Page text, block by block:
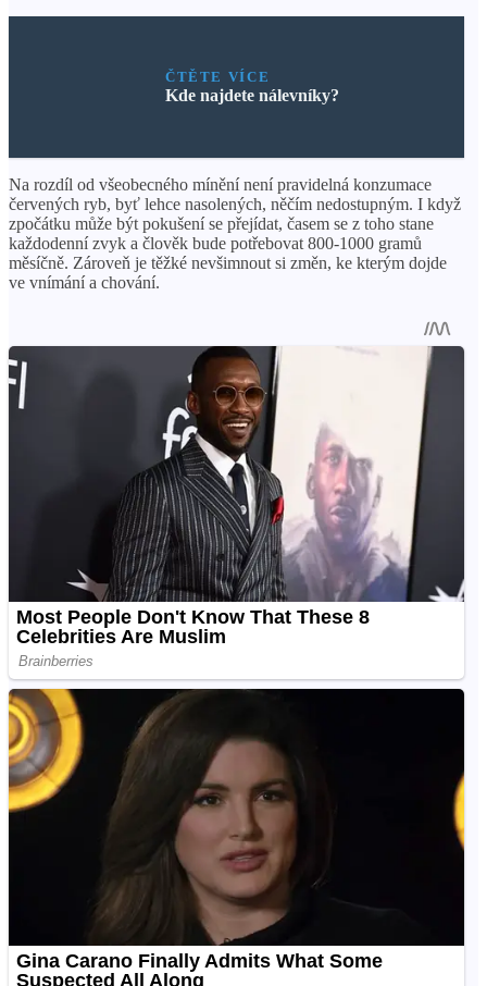
ČTĚTE VÍCE
Kde najdete nálevníky?
Na rozdíl od všeobecného mínění není pravidelná konzumace
červených ryb, byť lehce nasolených, něčím nedostupným. I když
zpočátku může být pokušení se přejídat, časem se z toho stane
každodenní zvyk a člověk bude potřebovat 800-1000 gramů
měsíčně. Zároveň je těžké nevšimnout si změn, ke kterým dojde
ve vnímání a chování.